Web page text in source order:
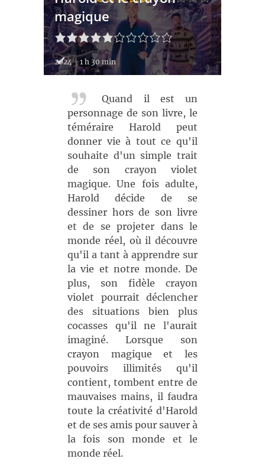
magique
2024 1 h 30 min
Quand il est un
personnage de son livre, le
téméraire Harold peut
donner vie à tout ce qu'il
souhaite d'un simple trait
de son crayon violet
magique. Une fois adulte,
Harold décide de se
dessiner hors de son livre
et de se projeter dans le
monde réel, où il découvre
qu'il a tant à apprendre sur
la vie et notre monde. De
plus, son fidèle crayon
violet pourrait déclencher
des situations bien plus
cocasses qu'il ne l'aurait
imaginé. Lorsque son
crayon magique et les
pouvoirs illimités qu'il
contient, tombent entre de
mauvaises mains, il faudra
toute la créativité d'Harold
et de ses amis pour sauver à
la fois son monde et le
monde réel.